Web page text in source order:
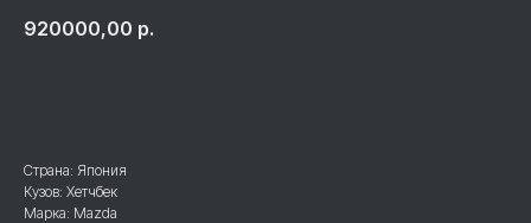
920000,00 р.
Страна: Япония
Кузов: Хетчбек
Марка: Mazda